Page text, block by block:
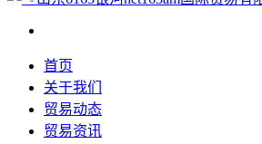
首页
关于我们
贸易动态
贸易资讯